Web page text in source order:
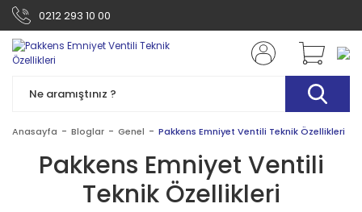
0212 293 10 00
Anasayfa Bloglar Genel Pakkens Emniyet Ventili Teknik Özellikleri
Pakkens Emniyet Ventili
Teknik Özellikleri